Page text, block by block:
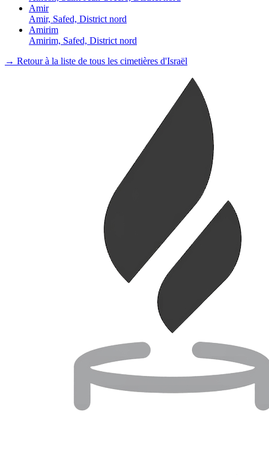
Amir
Amir, Safed, District nord
Amirim
Amirim, Safed, District nord
→ Retour à la liste de tous les cimetières d'Israël